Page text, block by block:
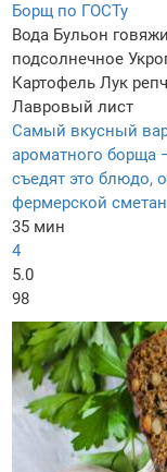
Борщ по ГОСТу
Вода Бульон
подсолнечное
Картофель Лук
Лавровый лист
Самый вкусный
ароматного борща
съедят это блюдо,
фермерской
35 мин
4
5.0
98